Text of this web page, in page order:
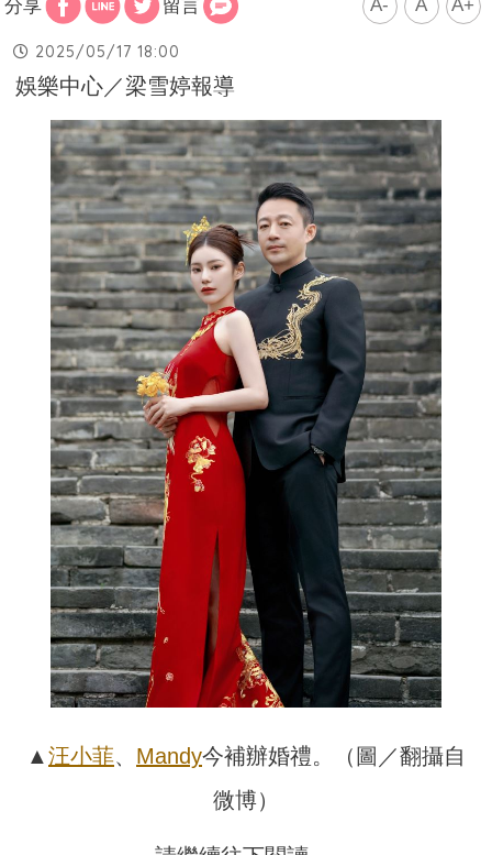
分享 留言 A- A A+
2025/05/17 18:00
娛樂中心／梁雪婷報導
▲ 汪小菲、 Mandy今補辦婚禮。（圖／翻攝自
微博）